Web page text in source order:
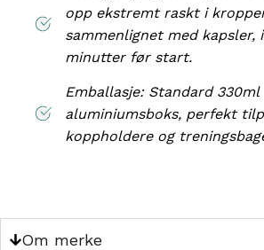
opp ekstremt raskt i
sammenlignet med kapsler,
minutter før start.
Emballasje: Standard 330ml
aluminiumsboks, perfekt
koppholdere og
Om merke